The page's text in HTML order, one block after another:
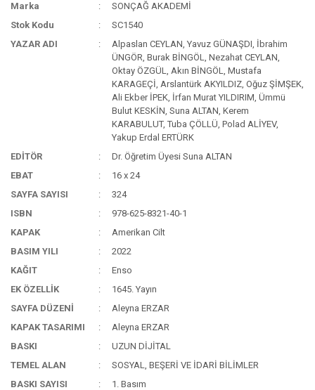
Marka
SONÇAĞ AKADEMİ
Stok Kodu
SC1540
YAZAR ADI
Alpaslan CEYLAN, Yavuz GÜNAŞDI, İbrahim
ÜNGÖR, Burak BİNGÖL, Nezahat CEYLAN,
Oktay ÖZGÜL, Akın BİNGÖL, Mustafa
KARAGEÇİ, Arslantürk AKYILDIZ, Oğuz ŞİMŞEK,
Ali Ekber İPEK, İrfan Murat YILDIRIM, Ümmü
Bulut KESKİN, Suna ALTAN, Kerem
KARABULUT, Tuba ÇÖLLÜ, Polad ALİYEV,
Yakup Erdal ERTÜRK
EDİTÖR
Dr. Öğretim Üyesi Suna ALTAN
EBAT
16 x 24
SAYFA SAYISI
324
ISBN
978-625-8321-40-1
KAPAK
Amerikan Cilt
BASIM YILI
2022
KAĞIT
Enso
EK ÖZELLİK
1645. Yayın
SAYFA DÜZENİ
Aleyna ERZAR
KAPAK TASARIMI
Aleyna ERZAR
BASKI
UZUN DİJİTAL
TEMEL ALAN
SOSYAL, BEŞERİ VE İDARİ BİLİMLER
BASKI SAYISI
1. Basım